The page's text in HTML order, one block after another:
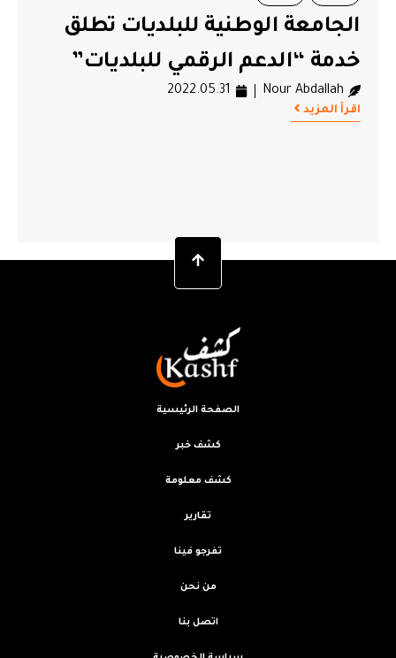
الجامعة الوطنية للبلديات تطلق
خدمة “الدعم الرقمي للبلديات”
Nour Abdallah
2022.05.31
اقرأ المزيد
الصفحة الرئيسية
كشف خبر
كشف معلومة
تقارير
تفرجو فينا
من نحن
اتصل بنا